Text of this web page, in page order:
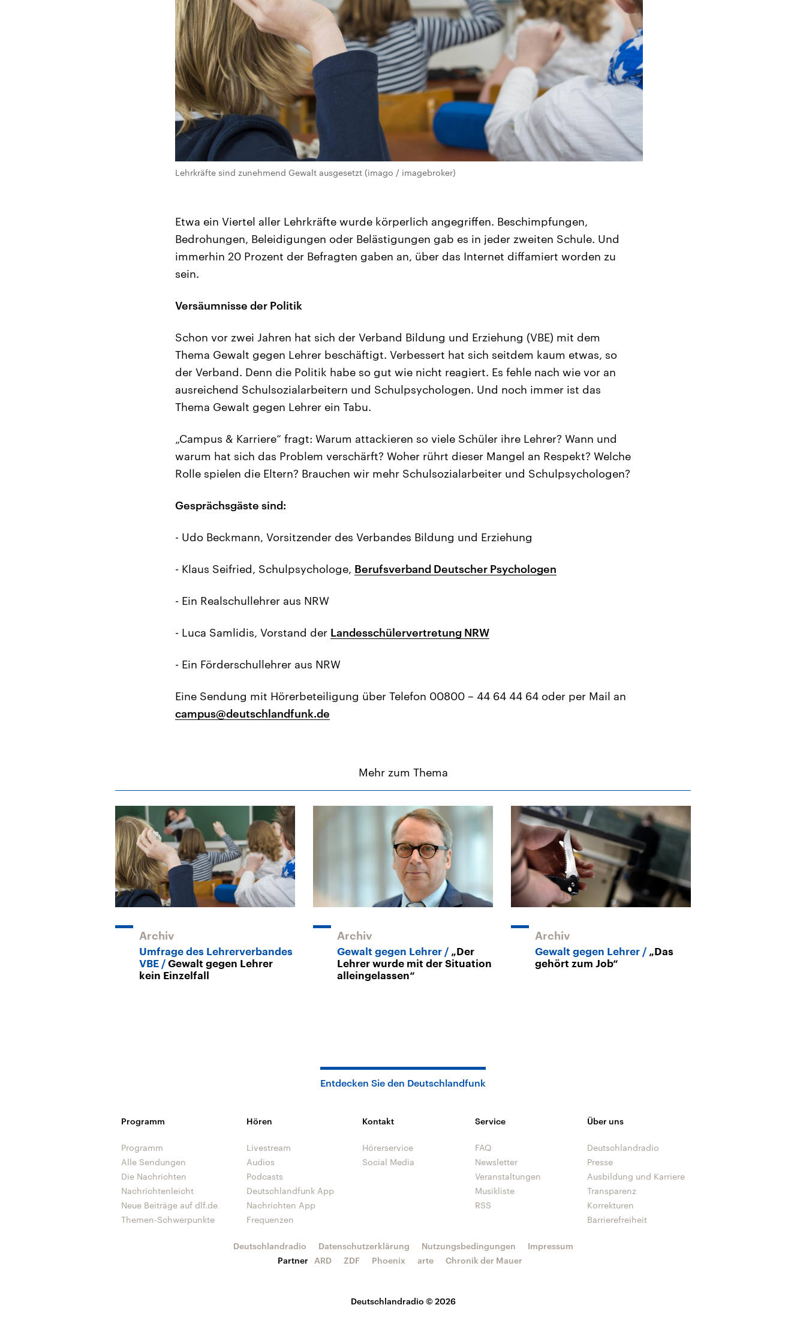
Lehrkräfte sind zunehmend Gewalt ausgesetzt (imago / imagebroker)
Etwa ein Viertel aller Lehrkräfte wurde körperlich angegriffen. Beschimpfungen,
Bedrohungen, Beleidigungen oder Belästigungen gab es in jeder zweiten Schule. Und
immerhin 20 Prozent der Befragten gaben an, über das Internet diffamiert worden zu
sein.
Versäumnisse der Politik
Schon vor zwei Jahren hat sich der Verband Bildung und Erziehung (VBE) mit dem
Thema Gewalt gegen Lehrer beschäftigt. Verbessert hat sich seitdem kaum etwas, so
der Verband. Denn die Politik habe so gut wie nicht reagiert. Es fehle nach wie vor an
ausreichend Schulsozialarbeitern und Schulpsychologen. Und noch immer ist das
Thema Gewalt gegen Lehrer ein Tabu.
„Campus & Karriere“ fragt: Warum attackieren so viele Schüler ihre Lehrer? Wann und
warum hat sich das Problem verschärft? Woher rührt dieser Mangel an Respekt? Welche
Rolle spielen die Eltern? Brauchen wir mehr Schulsozialarbeiter und Schulpsychologen?
Gesprächsgäste sind:
- Udo Beckmann, Vorsitzender des Verbandes Bildung und Erziehung
- Klaus Seifried, Schulpsychologe, Berufsverband Deutscher Psychologen
- Ein Realschullehrer aus NRW
- Luca Samlidis, Vorstand der Landesschülervertretung NRW
- Ein Förderschullehrer aus NRW
Eine Sendung mit Hörerbeteiligung über Telefon 00800 – 44 64 44 64 oder per Mail an
campus@deutschlandfunk.de
Mehr zum Thema
Archiv
Umfrage des Lehrerverbandes
VBE
Gewalt gegen Lehrer
kein Einzelfall
Archiv
Gewalt gegen Lehrer
„Der
Lehrer wurde mit der Situation
alleingelassen“
Archiv
Gewalt gegen Lehrer
„Das
gehört zum Job“
Entdecken Sie den Deutschlandfunk
Programm
Programm
Alle Sendungen
Die Nachrichten
Nachrichtenleicht
Neue Beiträge auf dlf.de
Themen-Schwerpunkte
Hören
Livestream
Audios
Podcasts
Deutschlandfunk App
Nachrichten App
Frequenzen
Kontakt
Hörerservice
Social Media
Service
FAQ
Newsletter
Veranstaltungen
Musikliste
RSS
Über uns
Deutschlandradio
Presse
Ausbildung und Karriere
Transparenz
Korrekturen
Barrierefreiheit
Deutschlandradio © 2026
Deutschlandradio Datenschutzerklärung Nutzungsbedingungen
Impressum
Partner
ARD ZDF Phoenix arte Chronik der Mauer